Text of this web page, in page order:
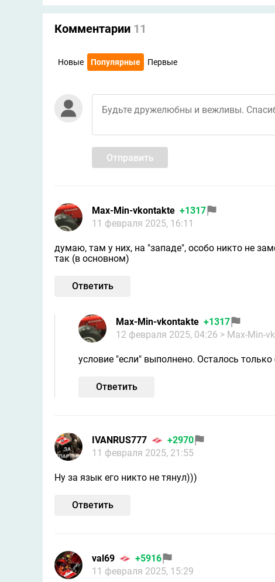
Комментарии 11
Новые Популярные Первые
Отправить
Max-Min-vkontakte +1317
11 февраля 2025, 16:11
думаю, там у них, на "западе", особо никто не
так (в основном)
Ответить
Max-Min-vkontakte +1317
12 февраля 2025, 04:26 > Max-Min-
условие "если" выполнено. Осталось
Ответить
IVANRUS777
+2970
11 февраля 2025, 21:55
Ну за язык его никто не тянул)))
Ответить
val69
+5916
11 февраля 2025, 15:29